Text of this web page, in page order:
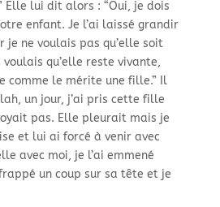
Elle lui dit alors : “Oui, je dois
enfant. Je l’ai laissé grandir
je ne voulais pas qu’elle soit
qu’elle reste vivante,
comme le mérite une fille.” Il
un jour, j’ai pris cette fille
pas. Elle pleurait mais je
et lui ai forcé à venir avec
avec moi, je l’ai emmené
un coup sur sa tête et je